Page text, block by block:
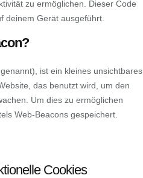
zu ermöglichen. Dieser Code
deinem Gerät ausgeführt.
ist ein kleines unsichtbares
das benutzt wird, um den
Um dies zu ermöglichen
Web-Beacons gespeichert.
Cookies